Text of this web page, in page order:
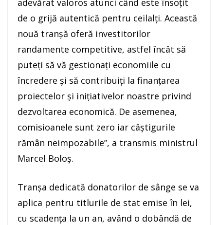
adevărat valoros atunci când este însoţit
de o grijă autentică pentru ceilalţi. Această
nouă tranşă oferă investitorilor
randamente competitive, astfel încât să
puteţi să vă gestionaţi economiile cu
încredere şi să contribuiţi la finanţarea
proiectelor şi iniţiativelor noastre privind
dezvoltarea economică. De asemenea,
comisioanele sunt zero iar câştigurile
rămân neimpozabile”, a transmis ministrul
Marcel Boloş.
Tranşa dedicată donatorilor de sânge se va
aplica pentru titlurile de stat emise în lei,
cu scadenţa la un an, având o dobândă de